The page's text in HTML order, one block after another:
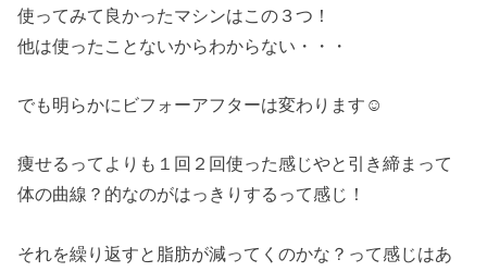
使ってみて良かったマシンはこの３つ！
他は使ったことないからわからない・・・
でも明らかにビフォーアフターは変わります☺
痩せるってよりも１回２回使った感じやと引き締まって
体の曲線？的なのがはっきりするって感じ！
それを繰り返すと脂肪が減ってくのかな？って感じはあ